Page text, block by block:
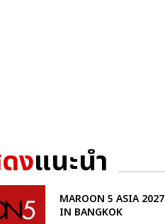
งแนะนำ
MAROON 5 ASIA 2027
IN BANGKOK